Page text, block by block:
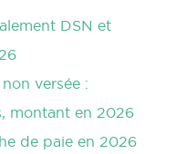
DSN et
versée :
montant en 2026
de paie en 2026